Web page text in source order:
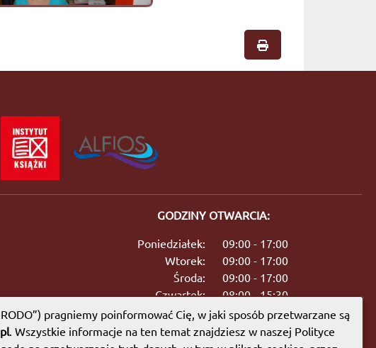
GODZINY OTWARCIA:
Poniedziałek:
09:00 - 17:00
Wtorek:
09:00 - 17:00
Środa:
09:00 - 17:00
Czwartek:
08:00 - 15:30
Piątek:
09:00 - 17:00
Sobota:
08:00 - 13:00
pragniemy poinformować Cię, w jaki sposób przetwarzane są
. Wszystkie informacje na ten temat znajdziesz w naszej Polityce